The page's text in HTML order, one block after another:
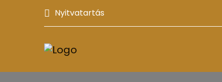
Nyitvatartás